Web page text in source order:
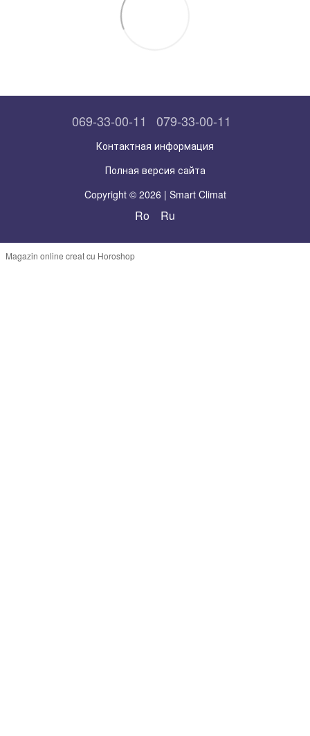
069-33-00-11 079-33-00-11
Контактная информация
Полная версия сайта
Copyright © 2026 | Smart Climat
Ro Ru
Magazin online creat cu Horoshop